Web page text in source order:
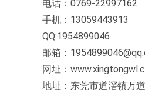
电话：0769-22997162
手机：13059443913
QQ:1954899046
邮箱：
网址：
地址：东莞市道滘镇万